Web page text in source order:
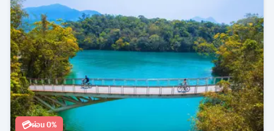
💳ผ่อน 0%